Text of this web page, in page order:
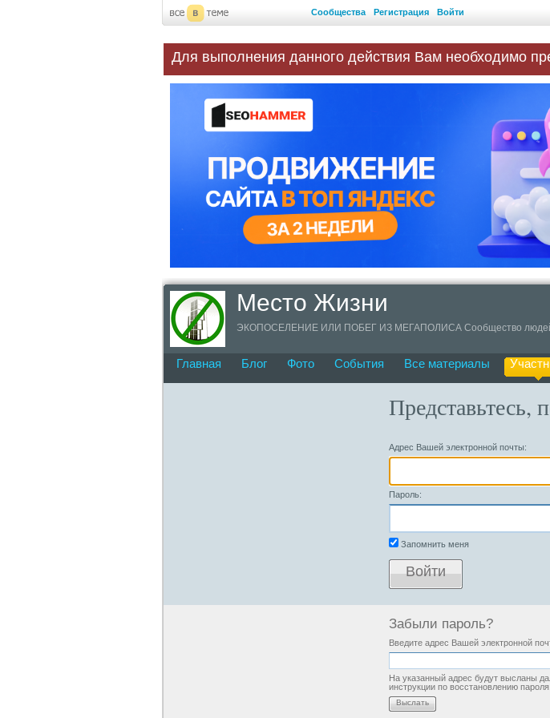
Сообщества Регистрация Войти
Для выполнения данного действия Вам необходимо
Место Жизни
ЭКОПОСЕЛЕНИЕ ИЛИ ПОБЕГ ИЗ МЕГАПОЛИСА Сообщество людей
Главная Блог Фото События Все материалы
Представьтесь,
Адрес Вашей электронной почты:
Пароль:
Запомнить меня
Войти
Забыли пароль?
Введите адрес Вашей электронной
На указанный адрес будут высланы
инструкции по восстановлению пароля.
Выслать